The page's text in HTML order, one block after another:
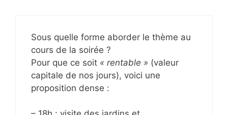
Sous quelle forme aborder le thème au
cours de la soirée ?
Pour que ce soit « rentable » (valeur
capitale de nos jours), voici une
proposition dense :